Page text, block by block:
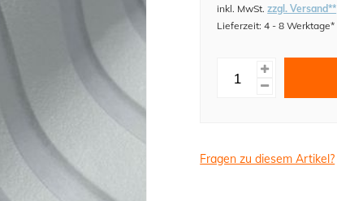
inkl. MwSt.zzgl. Versand**
Lieferzeit: 4 - 8 Werktage*
Fragen zu diesem Artikel?